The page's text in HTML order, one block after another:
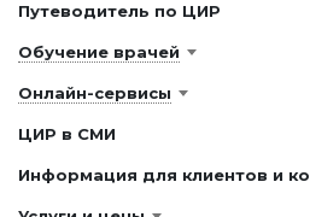
Путеводитель по ЦИР
Обучение врачей
Онлайн-сервисы
ЦИР в СМИ
Информация для клиентов и